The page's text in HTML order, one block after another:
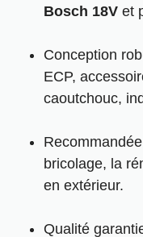
Bosch 18V et
Conception
ECP,
caoutchouc,
bricolage, la
en extérieur.
Qualité